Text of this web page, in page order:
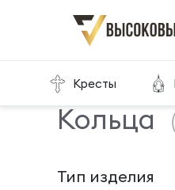
Кресты
Главная Склад
Кольца
Тип изделия